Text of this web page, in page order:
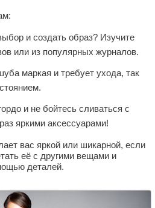
и создать образ? Изучите
или из популярных журналов.
маркая и требует ухода, так
и не бойтесь сливаться с
яркими аксессуарами!
вас яркой или шикарной, если
её с другими вещами и
деталей.